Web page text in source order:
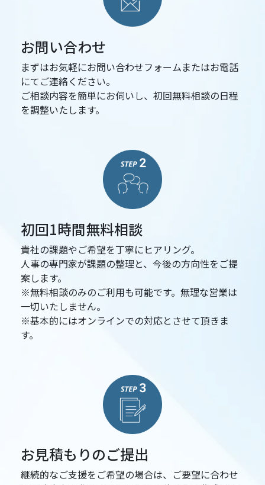
お問い合わせ
まずはお気軽にお問い合わせフォームまたはお電話
にてご連絡ください。
ご相談内容を簡単にお伺いし、初回無料相談の日程
を調整いたします。
初回1時間無料相談
貴社の課題やご希望を丁寧にヒアリング。
人事の専門家が課題の整理と、今後の方向性をご提
案します。
※無料相談のみのご利用も可能です。無理な営業は
一切いたしません。
※基本的にはオンラインでの対応とさせて頂きま
す。
お見積もりのご提出
継続的なご支援をご希望の場合は、ご要望に合わせ